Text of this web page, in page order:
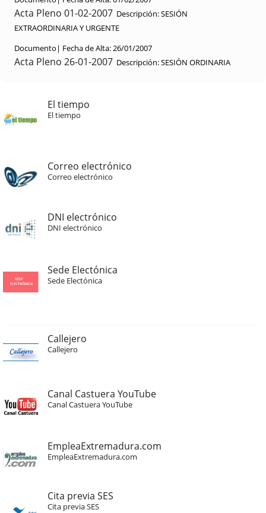
Acta Pleno 01-02-2007 Descripción:SESIÓN
EXTRAORDINARIA Y URGENTE
Documento| Fecha de Alta:26/01/2007
Acta Pleno 26-01-2007 Descripción:SESIÓN ORDINARIA
El tiempo
El tiempo
Correo electrónico
Correo electrónico
DNI electrónico
DNI electrónico
Sede Electónica
Sede Electónica
Callejero
Callejero
Canal Castuera YouTube
Canal Castuera YouTube
EmpleaExtremadura.com
EmpleaExtremadura.com
Cita previa SES
Cita previa SES